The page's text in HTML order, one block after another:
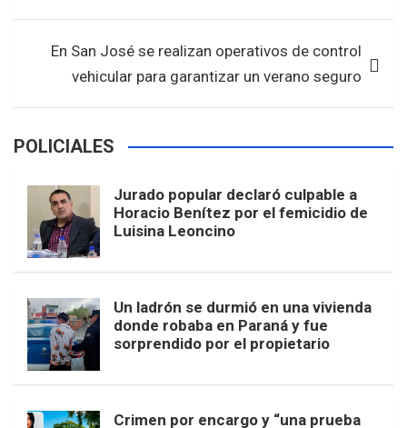
En San José se realizan operativos de control
vehicular para garantizar un verano seguro
POLICIALES
Jurado popular declaró culpable a
Horacio Benítez por el femicidio de
Luisina Leoncino
Un ladrón se durmió en una vivienda
donde robaba en Paraná y fue
sorprendido por el propietario
Crimen por encargo y “una prueba